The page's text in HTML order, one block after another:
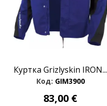
Куртка Grizlyskin IRON...
Код: GIM3900
83,00 €